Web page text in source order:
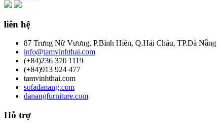
liên hệ
87 Trưng Nữ Vương, P.Bình Hiên, Q.Hải Châu, TP.Đà Nẵng
info@tamvinhthai.com
(+84)236 370 1119
(+84)913 924 477
tamvinhthai.com
sofadanang.com
danangfurniture.com
Hỗ trợ